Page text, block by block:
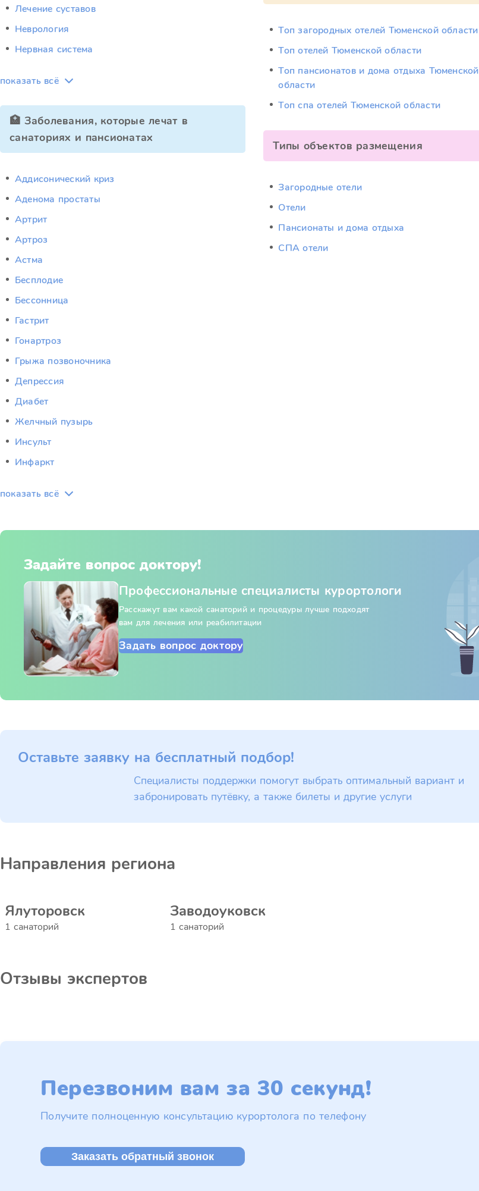
Лечение суставов
Неврология
Нервная система
показать всё
🏥 Заболевания, которые лечат в
санаториях и пансионатах
Аддисонический криз
Аденома простаты
Артрит
Артроз
Астма
Бесплодие
Бессонница
Гастрит
Гонартроз
Грыжа позвоночника
Депрессия
Диабет
Желчный пузырь
Инсульт
Инфаркт
показать всё
Топ загородных отелей Тюменской области
Топ отелей Тюменской области
Топ пансионатов и дома отдыха Тюменской
области
Топ спа отелей Тюменской области
Типы объектов размещения
Загородные отели
Отели
Пансионаты и дома отдыха
СПА отели
Задайте вопрос доктору!
Профессиональные специалисты курортологи
Расскажут вам какой санаторий и процедуры лучше подходят
вам для лечения или реабилитации
Задать вопрос доктору
Оставьте заявку на бесплатный подбор!
Специалисты поддержки помогут выбрать оптимальный вариант и
забронировать путёвку, а также билеты и другие услуги
Направления региона
Ялуторовск
1 санаторий
Заводоуковск
1 санаторий
Отзывы экспертов
Перезвоним вам за 30 секунд!
Получите полноценную консультацию курортолога по телефону
Заказать обратный звонок